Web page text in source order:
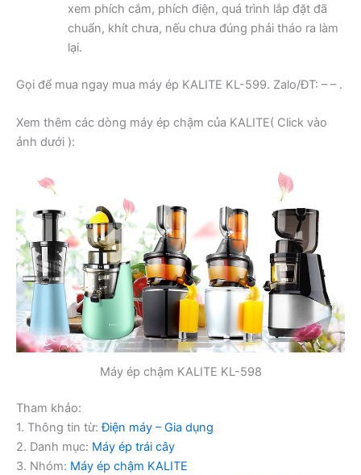
xem phích cắm, phích điện, quá trình lắp đặt đã
chuẩn, khít chưa, nếu chưa đúng phải tháo ra làm
lại.
Gọi để mua ngay mua máy ép KALITE KL-599. Zalo/ĐT: – – .
Xem thêm các dòng máy ép chậm của KALITE( Click vào
ảnh dưới ):
Máy ép chậm KALITE KL-598
Tham khảo:
1. Thông tin từ:Điện máy – Gia dụng
2. Danh mục: Máy ép trái cây
3. Nhóm: Máy ép chậm KALITE